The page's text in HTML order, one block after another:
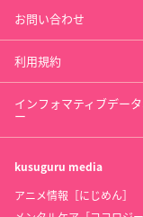
お問い合わせ
利用規約
インフォマティブデー
ー
kusuguru media
アニメ情報［にじめん］